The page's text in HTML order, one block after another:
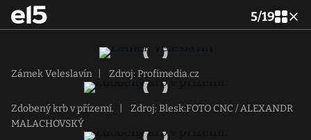
5/19
Zámek Veleslavín Zdroj: Profimedia.cz
Zdobený krb v přízemí.
Zdroj: Blesk:FOTO CNC / ALEXANDR
MALACHOVSKÝ